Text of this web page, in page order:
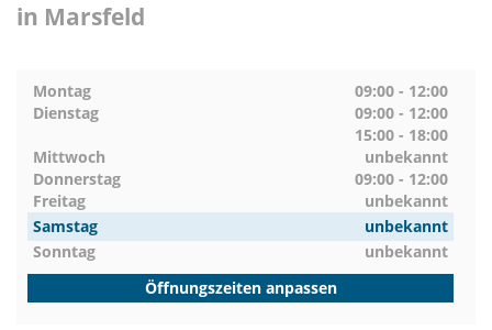
in Marsfeld
Montag
09:00 - 12:00
Dienstag
09:00 - 12:00
15:00 - 18:00
Mittwoch
unbekannt
Donnerstag
09:00 - 12:00
Freitag
unbekannt
Samstag
unbekannt
Sonntag
unbekannt
Öffnungszeiten anpassen